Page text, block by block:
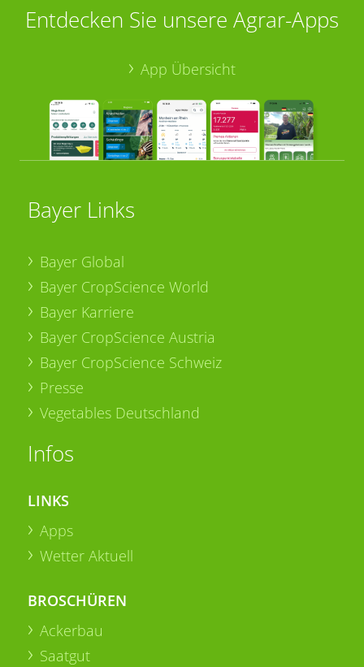
Entdecken Sie unsere Agrar-Apps
App Übersicht
Bayer Links
Bayer Global
Bayer CropScience World
Bayer Karriere
Bayer CropScience Austria
Bayer CropScience Schweiz
Presse
Vegetables Deutschland
Infos
LINKS
Apps
Wetter Aktuell
BROSCHÜREN
Ackerbau
Saatgut